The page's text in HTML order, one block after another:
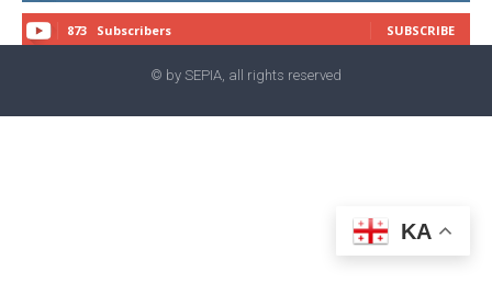
873 Subscribers SUBSCRIBE
© by SEPIA, all rights reserved
KA